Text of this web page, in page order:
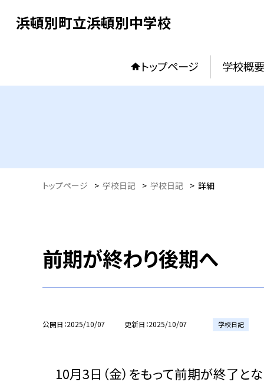
浜頓別町立浜頓別中学校
トップページ 学校概
トップページ > 学校日記 > 学校日記 > 詳細
前期が終わり後期へ
公開日 2025/10/07 更新日 2025/10/07 学校日記
10月3日（金）をもって前期が終了とな